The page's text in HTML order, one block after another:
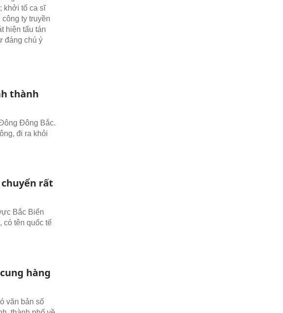
khởi tố ca sĩ
ty truyền
hiện tẩu tán
đáng chú ý
thành
Đông Bắc.
đi ra khỏi
rất
Bắc Biển
có tên quốc tế
hàng
văn bản số